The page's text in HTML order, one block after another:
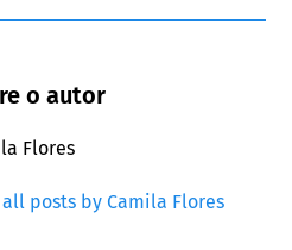
o autor
Flores
all posts by Camila Flores